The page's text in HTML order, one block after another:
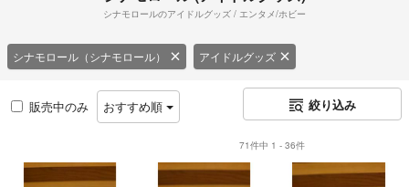
シナモロールのアイドルグッズ / エンタメ/ホビー
シナモロール（シナモロール） アイドルグッズ
販売中のみ おすすめ順 絞り込み
71件中 1 - 36件